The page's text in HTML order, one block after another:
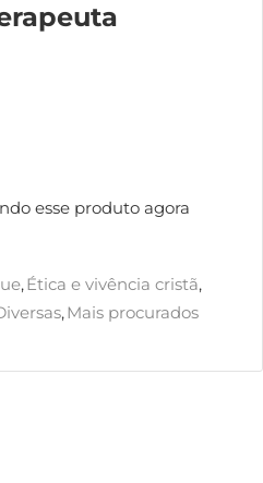
esse produto agora
,Ética e vivência cristã,
,Mais procurados